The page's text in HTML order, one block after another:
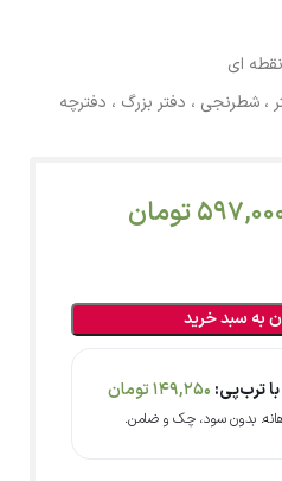
ای
، شطرنجی ، دفتر بزرگ ، دفترچه
تومان
به سبد خرید
ترب‌پی: 149,250تومان